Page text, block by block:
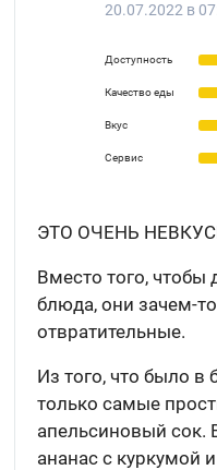
20.07.2022 в
Доступность
Качество еды
Вкус
Сервис
ЭТО ОЧЕНЬ
Вместо того, чтобы
блюда, они зачем-
отвратительные.
Из того, что было
только самые
апельсиновый сок.
ананас с куркумой